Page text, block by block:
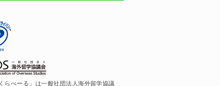
らべーる」は一般社団法人海外留学協議